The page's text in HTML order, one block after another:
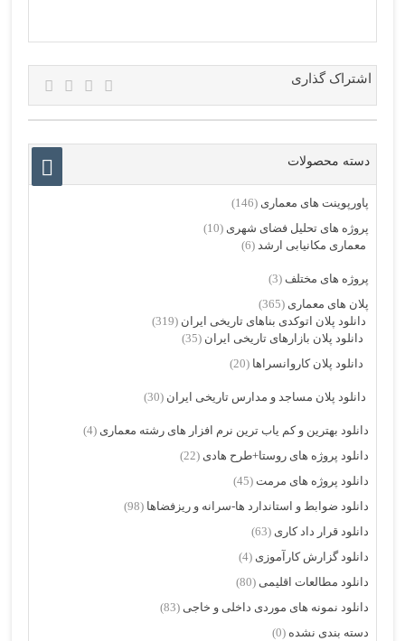
اشتراک گذاری
دسته محصولات
پاورپوینت های معماری (146)
پروژه های تحلیل فضای شهری (10)
معماری مکانیابی ارشد (6)
پروژه های مختلف (3)
پلان های معماری (365)
دانلود پلان اتوکدی بناهای تاریخی ایران (319)
دانلود پلان بازارهای تاریخی ایران (35)
دانلود پلان کاروانسراها (20)
دانلود پلان مساجد و مدارس تاریخی ایران (30)
دانلود بهترین و کم یاب ترین نرم افزار های رشته معماری (4)
دانلود پروژه های روستا+طرح هادی (22)
دانلود پروژه های مرمت (45)
دانلود ضوابط و استاندارد ها-سرانه و ریزفضاها (98)
دانلود قرار داد کاری (63)
دانلود گزارش کارآموزی (4)
دانلود مطالعات اقلیمی (80)
دانلود نمونه های موردی داخلی و خاجی (83)
دسته بندی نشده (0)